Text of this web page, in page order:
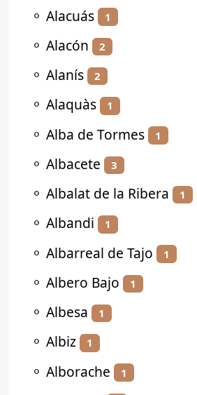
⚬ Alacuás 1
⚬ Alacón 2
⚬ Alanís 2
⚬ Alaquàs 1
⚬ Alba de Tormes 1
⚬ Albacete 3
⚬ Albalat de la Ribera 1
⚬ Albandi 1
⚬ Albarreal de Tajo 1
⚬ Albero Bajo 1
⚬ Albesa 1
⚬ Albiz 1
⚬ Alborache 1